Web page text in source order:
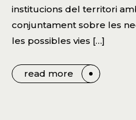
institucions del territori
conjuntament sobre les
les possibles vies […]
read more